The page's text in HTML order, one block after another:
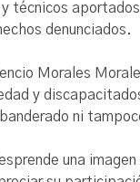
técnicos
denunciados.
Morales
y
ni
una